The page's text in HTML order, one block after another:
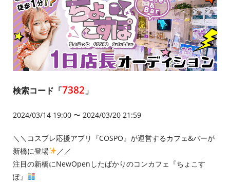
検索コード「7382 」
2024/03/14 19:00 〜 2024/03/20 21:59
＼＼コスプレ応援アプリ『COSPO』が運営するカフェ&バーが
新橋に登場
／／
注⽬の新橋にNewOpenしたばかりのコンカフェ『ちょこす
ぽ』